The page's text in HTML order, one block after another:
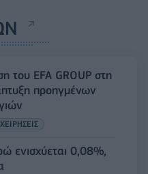
του EFA GROUP στη
προηγμένων
ενισχύεται 0,08%,